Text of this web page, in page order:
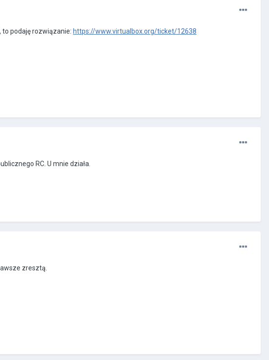
to podaję rozwiązanie: https://www.virtualbox.org/ticket/12638
RC. U mnie działa.
zresztą.